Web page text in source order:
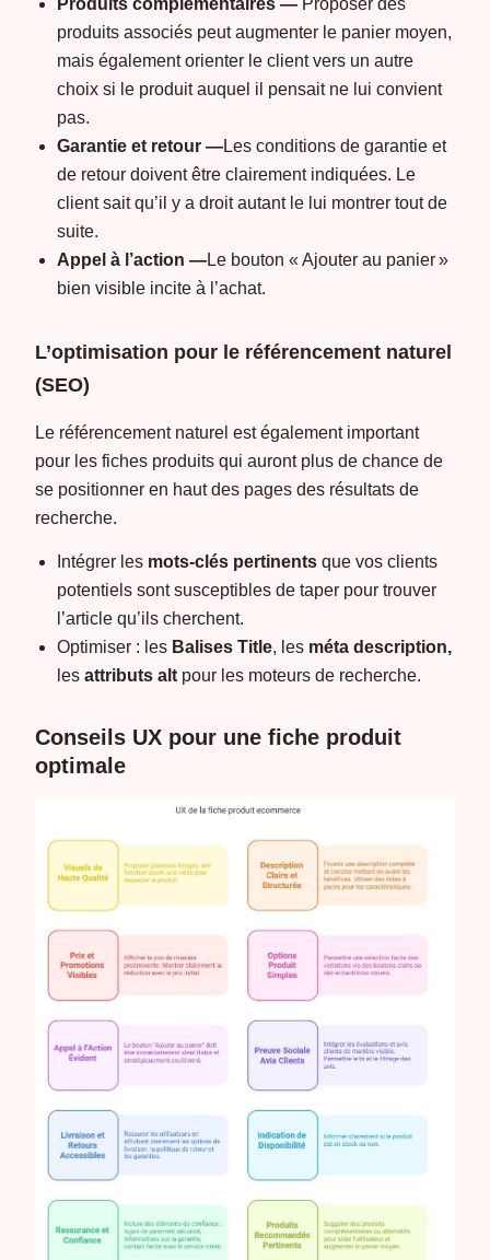
produits associés peut augmenter le panier moyen,
mais également orienter le client vers un autre
choix si le produit auquel il pensait ne lui convient
pas.
Garantie et retour —Les conditions de garantie et
de retour doivent être clairement indiquées. Le
client sait qu’il y a droit autant le lui montrer tout de
suite.
Appel à l’action —Le bouton « Ajouter au panier »
bien visible incite à l’achat.
L’optimisation pour le référencement naturel
(SEO)
Le référencement naturel est également important
pour les fiches produits qui auront plus de chance de
se positionner en haut des pages des résultats de
recherche.
Intégrer les mots-clés pertinents que vos clients
potentiels sont susceptibles de taper pour trouver
l’article qu’ils cherchent.
Optimiser : les Balises Title, les méta description,
les attributs alt pour les moteurs de recherche.
Conseils UX pour une fiche produit
optimale